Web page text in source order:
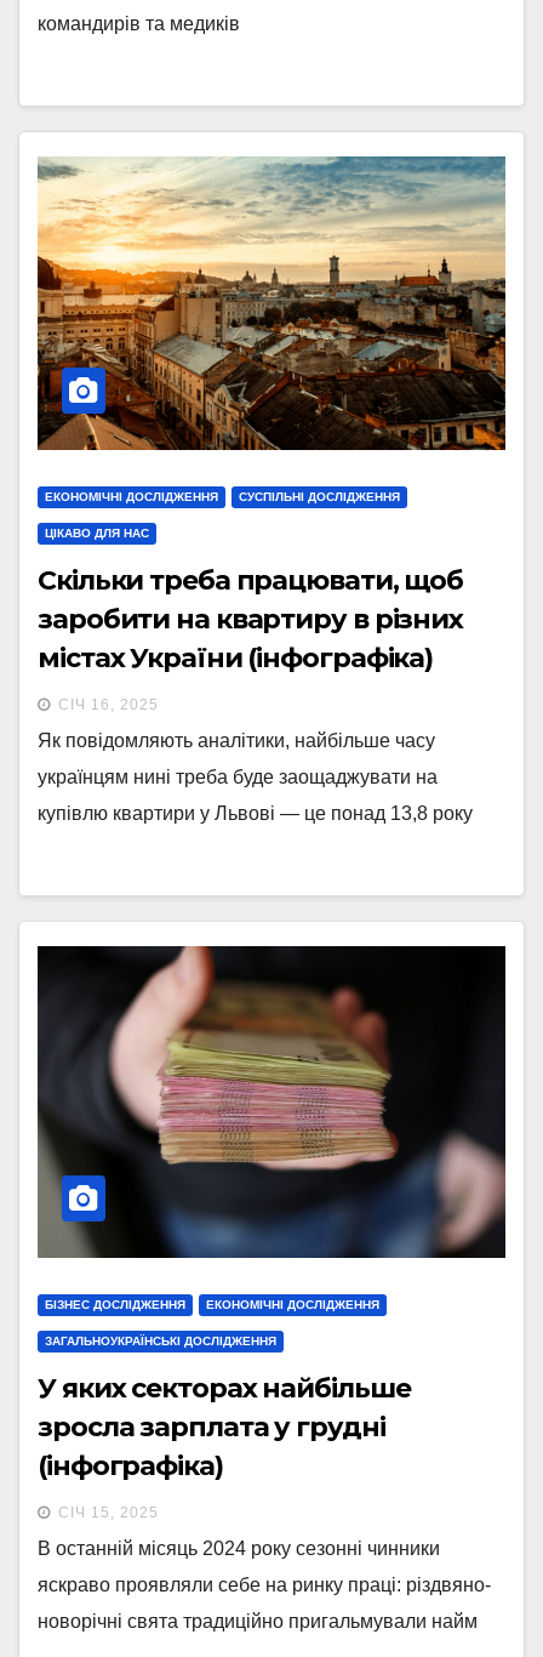
командирів та медиків
ЕКОНОМІЧНІ ДОСЛІДЖЕННЯ СУСПІЛЬНІ ДОСЛІДЖЕННЯ
ЦІКАВО ДЛЯ НАС
Скільки треба працювати, щоб
заробити на квартиру в різних
містах України (інфографіка)
СІЧ 16, 2025
Як повідомляють аналітики, найбільше часу
українцям нині треба буде заощаджувати на
купівлю квартири у Львові — це понад 13,8 року
БІЗНЕС ДОСЛІДЖЕННЯ ЕКОНОМІЧНІ ДОСЛІДЖЕННЯ
ЗАГАЛЬНОУКРАЇНСЬКІ ДОСЛІДЖЕННЯ
У яких секторах найбільше
зросла зарплата у грудні
(інфографіка)
СІЧ 15, 2025
В останній місяць 2024 року сезонні чинники
яскраво проявляли себе на ринку праці: різдвяно-
новорічні свята традиційно пригальмували найм